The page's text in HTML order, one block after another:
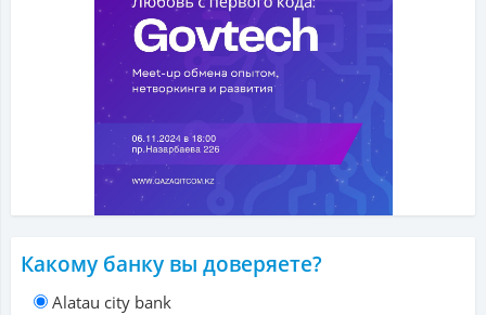
Какому банку вы доверяете?
Alatau city bank